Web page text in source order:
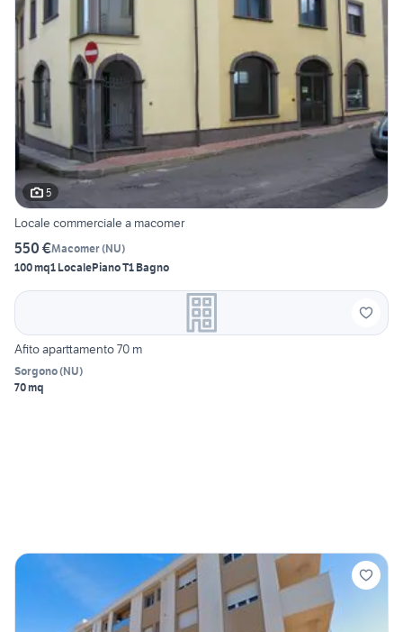
5
Locale commerciale a macomer
550 €Macomer(NU)
100 mq1 LocalePiano T1 Bagno
Afito aparttamento 70 m
Sorgono(NU)
70 mq